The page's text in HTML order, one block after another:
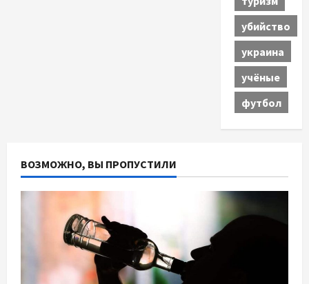
убийство
украина
учёные
футбол
ВОЗМОЖНО, ВЫ ПРОПУСТИЛИ